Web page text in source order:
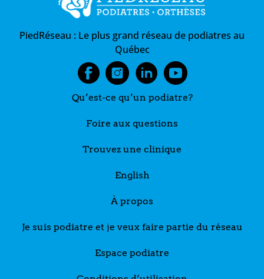
PiedRéseau : Le plus grand réseau de podiatres au
Québec
Qu’est-ce qu’un podiatre?
Foire aux questions
Trouvez une clinique
English
À propos
Je suis podiatre et je veux faire partie du réseau
Espace podiatre